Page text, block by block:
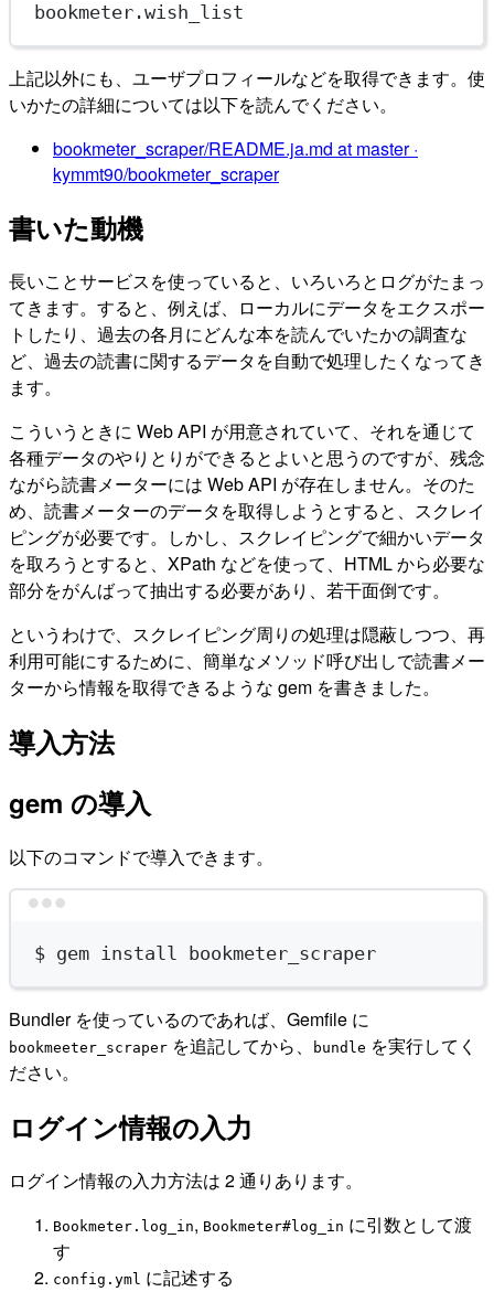
bookmeter.wish_list
上記以外にも、ユーザプロフィールなどを取得できます。使
いかたの詳細については以下を読んでください。
bookmeter_scraper/README.ja.md at master ·
kymmt90/bookmeter_scraper
書いた動機
長いことサービスを使っていると、いろいろとログがたまっ
てきます。すると、例えば、ローカルにデータをエクスポー
トしたり、過去の各月にどんな本を読んでいたかの調査な
ど、過去の読書に関するデータを自動で処理したくなってき
ます。
こういうときに Web API が用意されていて、それを通じて
各種データのやりとりができるとよいと思うのですが、残念
ながら読書メーターには Web API が存在しません。そのた
め、読書メーターのデータを取得しようとすると、スクレイ
ピングが必要です。しかし、スクレイピングで細かいデータ
を取ろうとすると、XPath などを使って、HTML から必要な
部分をがんばって抽出する必要があり、若干面倒です。
というわけで、スクレイピング周りの処理は隠蔽しつつ、再
利用可能にするために、簡単なメソッド呼び出しで読書メー
ターから情報を取得できるような gem を書きました。
導入方法
gem の導入
以下のコマンドで導入できます。
$ gem install bookmeter_scraper
Bundler を使っているのであれば、Gemfile に
bookmeeter_scraper を追記してから、 bundle を実行してく
ださい。
ログイン情報の入力
ログイン情報の入力方法は 2 通りあります。
Bookmeter.log_in, Bookmeter#log_in に引数として渡
す
config.yml に記述する